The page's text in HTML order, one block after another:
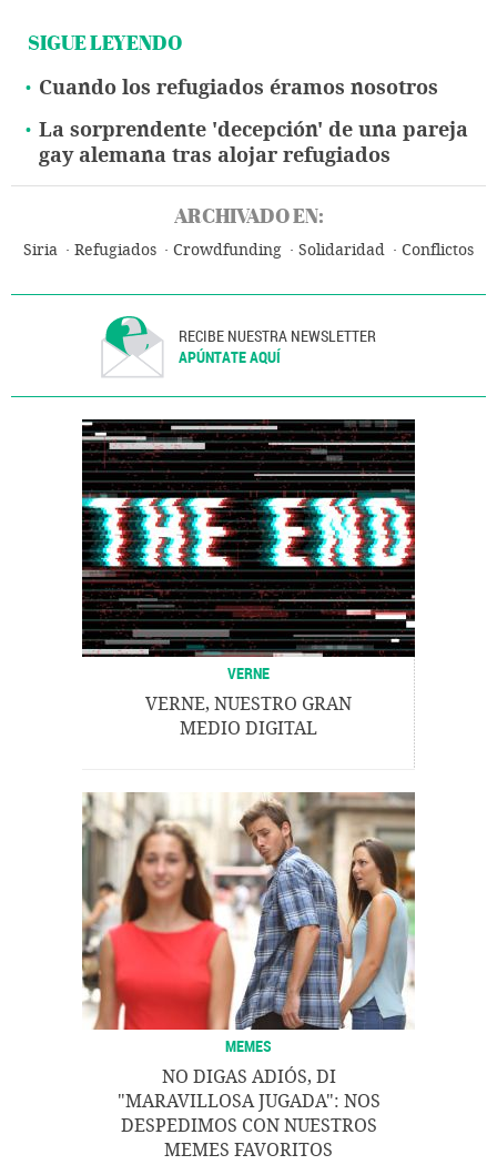
SIGUE LEYENDO
Cuando los refugiados éramos nosotros
La sorprendente 'decepción' de una pareja
gay alemana tras alojar refugiados
ARCHIVADO EN:
Siria Refugiados Crowdfunding Solidaridad Conflictos
RECIBE NUESTRA NEWSLETTER
APÚNTATE AQUÍ
VERNE
VERNE, NUESTRO GRAN
MEDIO DIGITAL
MEMES
NO DIGAS ADIÓS, DI
"MARAVILLOSA JUGADA": NOS
DESPEDIMOS CON NUESTROS
MEMES FAVORITOS